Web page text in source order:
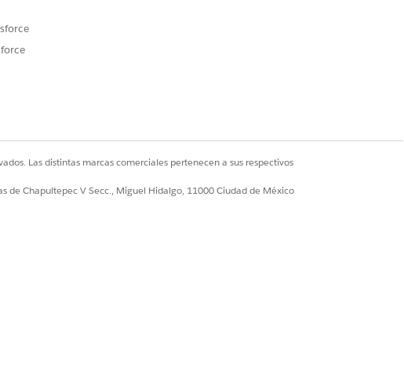
Las distintas marcas comerciales pertenecen a sus respectivos
de Chapultepec V Secc., Miguel Hidalgo, 11000 Ciudad de México